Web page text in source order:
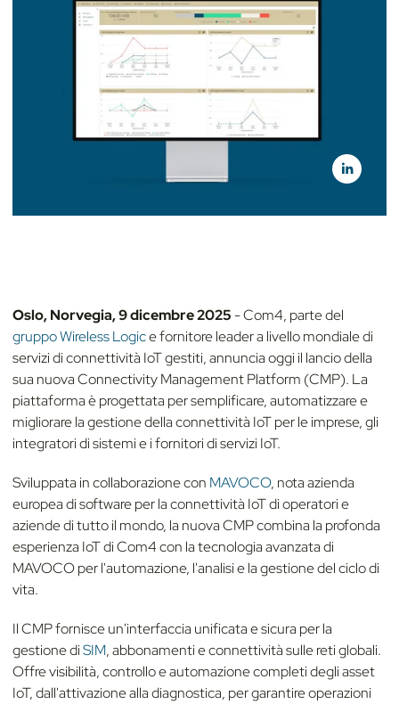
Oslo, Norvegia, 9 dicembre 2025- Com4, parte del
gruppo Wireless Logice fornitore leader a livello mondiale di
servizi di connettività IoT gestiti, annuncia oggi il lancio della
sua nuova Connectivity Management Platform (CMP). La
piattaforma è progettata per semplificare, automatizzare e
migliorare la gestione della connettività IoT per le imprese, gli
integratori di sistemi e i fornitori di servizi IoT.
Sviluppata in collaborazione con MAVOCO, nota azienda
europea di software per la connettività IoT di operatori e
aziende di tutto il mondo, la nuova CMP combina la profonda
esperienza IoT di Com4 con la tecnologia avanzata di
MAVOCO per l'automazione, l'analisi e la gestione del ciclo di
vita.
Il CMP fornisce un'interfaccia unificata e sicura per la
gestione diSIM, abbonamenti e connettività sulle reti globali.
Offre visibilità, controllo e automazione completi degli asset
IoT, dall'attivazione alla diagnostica, per garantire operazioni